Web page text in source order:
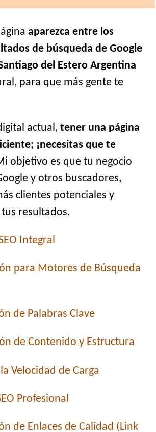
aparezca entre los
de búsqueda de Google
del Estero Argentina
para que más gente te
actual, tener una página
¡necesitas que te
objetivo es que tu negocio
y otros buscadores,
clientes potenciales y
resultados.
Integral
para Motores de Búsqueda
de Palabras Clave
de Contenido y Estructura
Velocidad de Carga
Profesional
de Enlaces de Calidad (Link